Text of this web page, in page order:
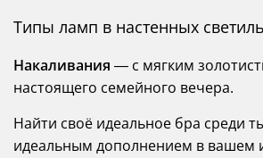
Типы ламп в настенных
Накаливания — с мягким
настоящего семейного вечера.
Найти своё идеальное бра среди
идеальным дополнением в вашем